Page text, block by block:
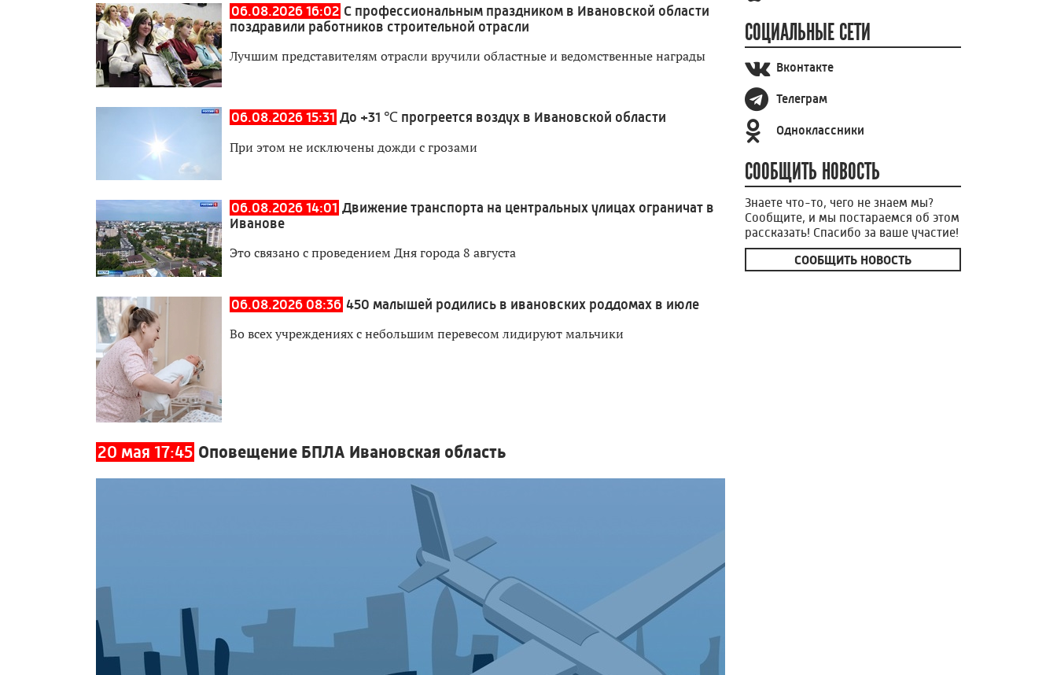
06.08.2026 16:02 С профессиональным праздником в Ивановской области
поздравили работников строительной отрасли
Лучшим представителям отрасли вручили областные и ведомственные награды
06.08.2026 15:31 До +31 ℃ прогреется воздух в Ивановской области
При этом не исключены дожди с грозами
06.08.2026 14:01 Движение транспорта на центральных улицах ограничат в
Иванове
Это связано с проведением Дня города 8 августа
06.08.2026 08:36 450 малышей родились в ивановских роддомах в июле
Во всех учреждениях с небольшим перевесом лидируют мальчики
20 мая 17:45 Оповещение БПЛА Ивановская область
СОЦИАЛЬНЫЕ СЕТИ
Вконтакте
Телеграм
Одноклассники
СООБЩИТЬ НОВОСТЬ
Знаете что-то, чего не знаем мы?
Сообщите, и мы постараемся об этом
рассказать! Спасибо за ваше участие!
СООБЩИТЬ НОВОСТЬ